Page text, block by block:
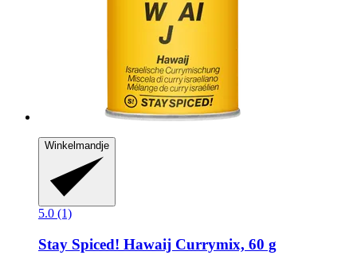
Winkelmandje
5.0 (1)
Stay Spiced! Hawaij Currymix, 60 g